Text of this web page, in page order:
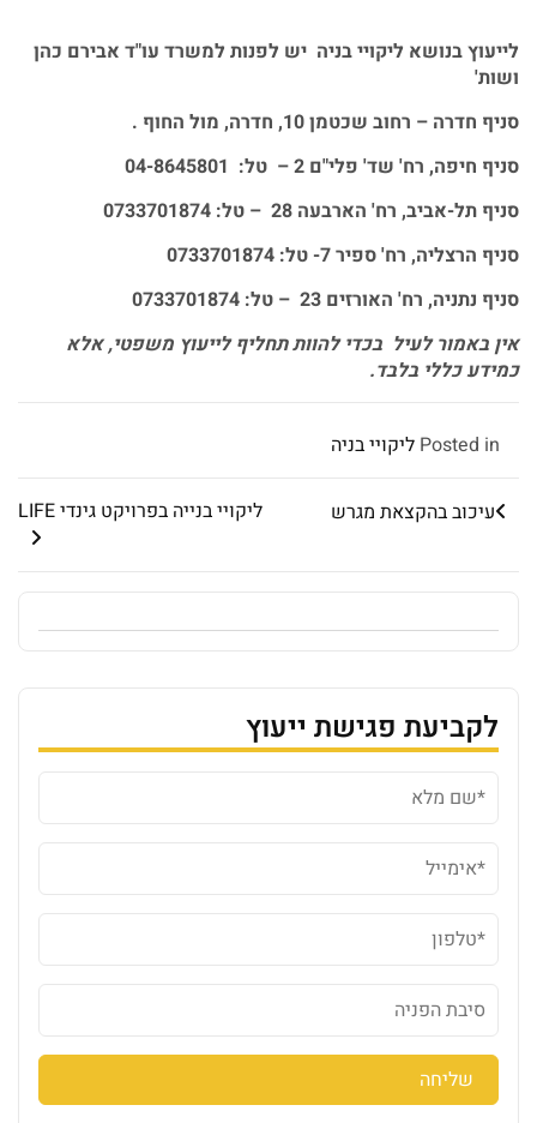
לייעוץ בנושא ליקויי בניה יש לפנות למשרד עו"ד אבירם כהן
ושות'
סניף חדרה – רחוב שכטמן 10, חדרה, מול החוף .
סניף חיפה, רח' שד' פלי"ם 2 – טל: 04-8645801
סניף תל-אביב, רח' הארבעה 28 – טל: 0733701874
סניף הרצליה, רח' ספיר 7- טל: 0733701874
סניף נתניה, רח' האורזים 23 – טל: 0733701874
אין באמור לעיל בכדי להוות תחליף לייעוץ משפטי, אלא
כמידע כללי בלבד.
Posted in ליקויי בניה
עיכוב בהקצאת מגרש ליקויי בנייה בפרויקט גינדי LIFE
לקביעת פגישת ייעוץ